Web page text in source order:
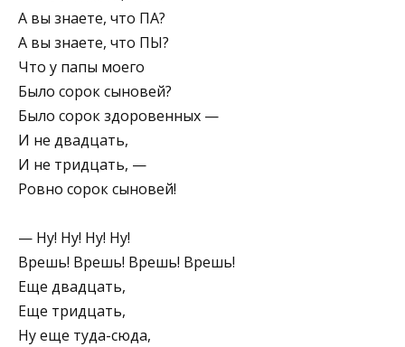
А вы знаете, что ПА?
А вы знаете, что ПЫ?
Что у папы моего
Было сорок сыновей?
Было сорок здоровенных —
И не двадцать,
И не тридцать, —
Ровно сорок сыновей!
— Ну! Ну! Ну! Ну!
Врешь! Врешь! Врешь! Врешь!
Еще двадцать,
Еще тридцать,
Ну еще туда-сюда,